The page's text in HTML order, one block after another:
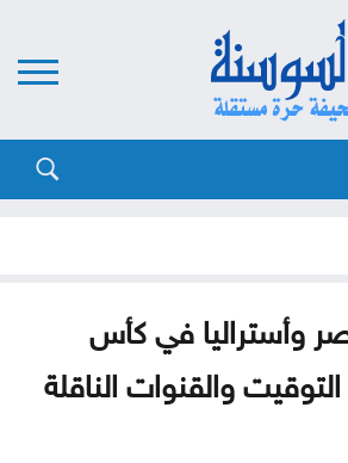
وأستراليا في كأس
2026 .. التوقيت والقنوات الناقلة